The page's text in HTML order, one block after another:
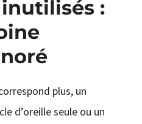
:
plus, un
d’oreille seule ou un